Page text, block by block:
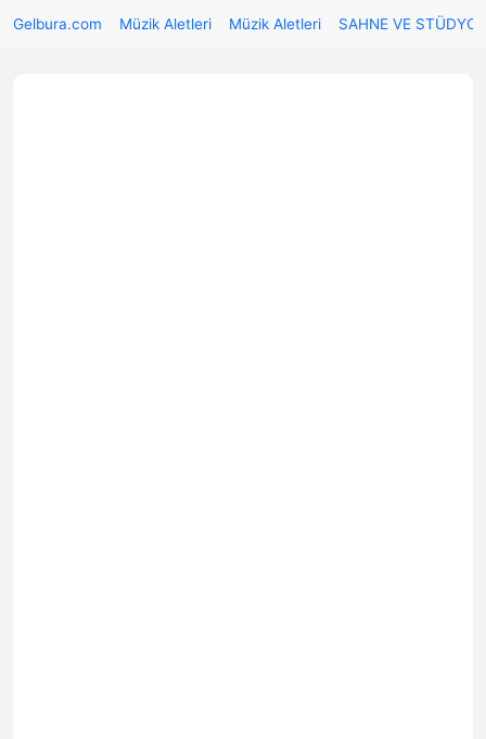
Gelbura.com Müzik Aletleri Müzik Aletleri SAHNE VE STÜDYO